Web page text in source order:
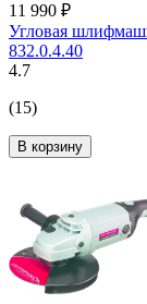
11 990 ₽
Угловая
832.0.4.40
4.7
(15)
В корзину